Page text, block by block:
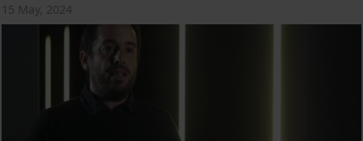
15 May, 2024